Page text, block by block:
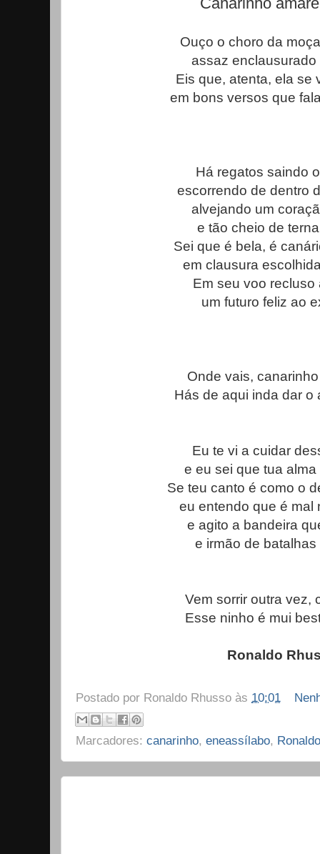
Ouço o choro da
assaz enclausurado
Eis que, atenta, ela se
em bons versos que
Há regatos saindo
escorrendo de dentro
alvejando um
e tão cheio de
Sei que é bela, é
em clausura
Em seu voo recluso
um futuro feliz ao
Onde vais,
Hás de aqui inda dar o
Eu te vi a cuidar
e eu sei que tua alma
Se teu canto é como o
eu entendo que é mal
e agito a bandeira
e irmão de batalhas
Vem sorrir outra vez,
Esse ninho é mui
Ronaldo
Postado por Ronaldo Rhusso às 10:01
Marcadores: canarinho, eneassílabo,